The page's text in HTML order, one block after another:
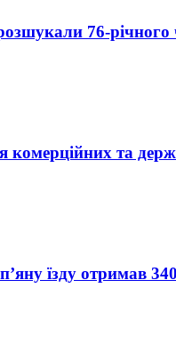
76-річного
комерційних та
їзду отримав